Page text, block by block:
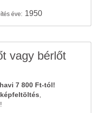
éve: 1950
vagy bérlőt
7 800 Ft-tól!